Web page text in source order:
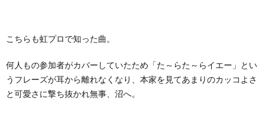
こちらも虹プロで知った曲。
何人もの参加者がカバーしていたため「た～らた～らイエー」とい
うフレーズが耳から離れなくなり、本家を見てあまりのカッコよさ
と可愛さに撃ち抜かれ無事、沼へ。